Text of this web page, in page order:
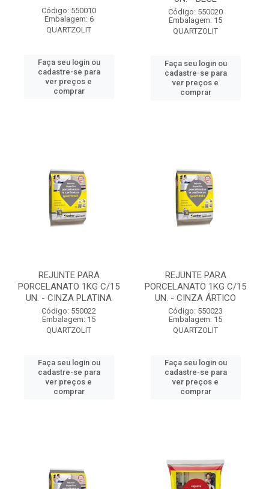
Código: 550010
Embalagem: 6
QUARTZOLIT
Faça seu login ou
cadastre-se para
ver preços e
comprar
Código: 550020
Embalagem: 15
QUARTZOLIT
Faça seu login ou
cadastre-se para
ver preços e
comprar
REJUNTE PARA
PORCELANATO 1KG C/15
UN. - CINZA PLATINA
Código: 550022
Embalagem: 15
QUARTZOLIT
Faça seu login ou
cadastre-se para
ver preços e
comprar
REJUNTE PARA
PORCELANATO 1KG C/15
UN. - CINZA ÁRTICO
Código: 550023
Embalagem: 15
QUARTZOLIT
Faça seu login ou
cadastre-se para
ver preços e
comprar